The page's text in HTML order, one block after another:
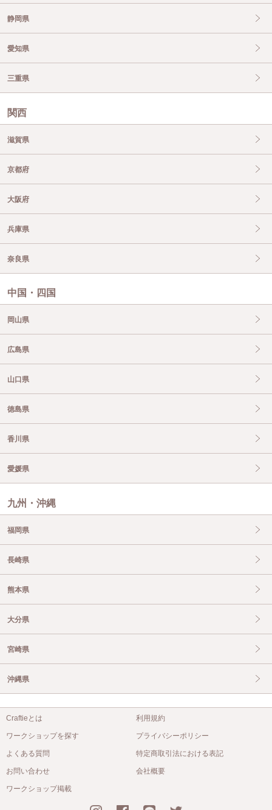
静岡県
愛知県
三重県
関西
滋賀県
京都府
大阪府
兵庫県
奈良県
中国・四国
岡山県
広島県
山口県
徳島県
香川県
愛媛県
九州・沖縄
福岡県
長崎県
熊本県
大分県
宮崎県
沖縄県
Craftieとは
ワークショップを探す
よくある質問
お問い合わせ
ワークショップ掲載
利用規約
プライバシーポリシー
特定商取引法における表記
会社概要